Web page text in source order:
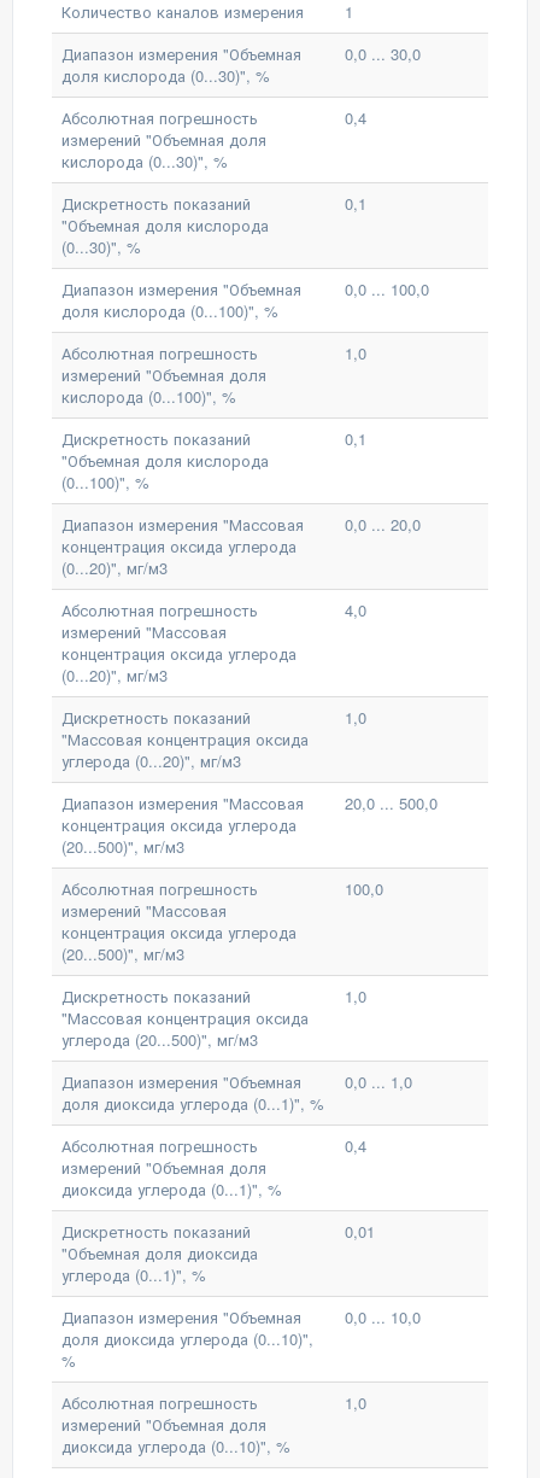
Количество каналов измерения
1
Диапазон измерения "Объемная
доля кислорода (0...30)", %
0,0 ... 30,0
Абсолютная погрешность
измерений "Объемная доля
кислорода (0...30)", %
0,4
Дискретность показаний
"Объемная доля кислорода
(0...30)", %
0,1
Диапазон измерения "Объемная
доля кислорода (0...100)", %
0,0 ... 100,0
Абсолютная погрешность
измерений "Объемная доля
кислорода (0...100)", %
1,0
Дискретность показаний
"Объемная доля кислорода
(0...100)", %
0,1
Диапазон измерения "Массовая
концентрация оксида углерода
(0...20)", мг/м3
0,0 ... 20,0
Абсолютная погрешность
измерений "Массовая
концентрация оксида углерода
(0...20)", мг/м3
4,0
Дискретность показаний
"Массовая концентрация оксида
углерода (0...20)", мг/м3
1,0
Диапазон измерения "Массовая
концентрация оксида углерода
(20...500)", мг/м3
20,0 ... 500,0
Абсолютная погрешность
измерений "Массовая
концентрация оксида углерода
(20...500)", мг/м3
100,0
Дискретность показаний
"Массовая концентрация оксида
углерода (20...500)", мг/м3
1,0
Диапазон измерения "Объемная
доля диоксида углерода (0...1)", %
0,0 ... 1,0
Абсолютная погрешность
измерений "Объемная доля
диоксида углерода (0...1)", %
0,4
Дискретность показаний
"Объемная доля диоксида
углерода (0...1)", %
0,01
Диапазон измерения "Объемная
доля диоксида углерода (0...10)",
%
0,0 ... 10,0
Абсолютная погрешность
измерений "Объемная доля
диоксида углерода (0...10)", %
1,0